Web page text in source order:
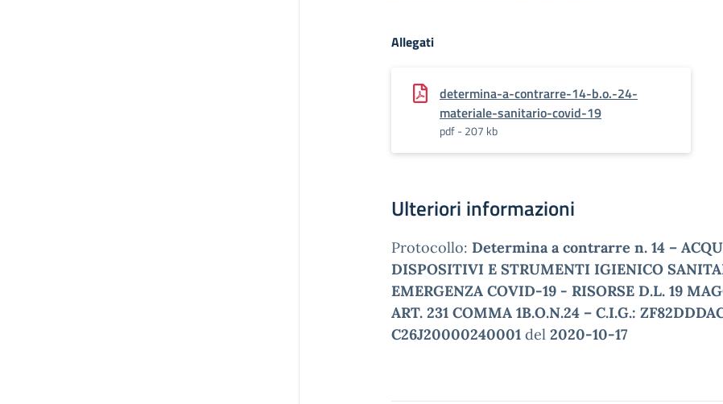
Allegati
determina-a-contrarre-14-b.o.-24-
materiale-sanitario-covid-19
pdf - 207 kb
Ulteriori informazioni
Protocollo: Determina a contrarre n. 14 –
DISPOSITIVI E STRUMENTI IGIENICO
EMERGENZA COVID-19 - RISORSE D.L. 19
ART. 231 COMMA 1B.O.N.24 – C.I.G.:
C26J20000240001 del 2020-10-17